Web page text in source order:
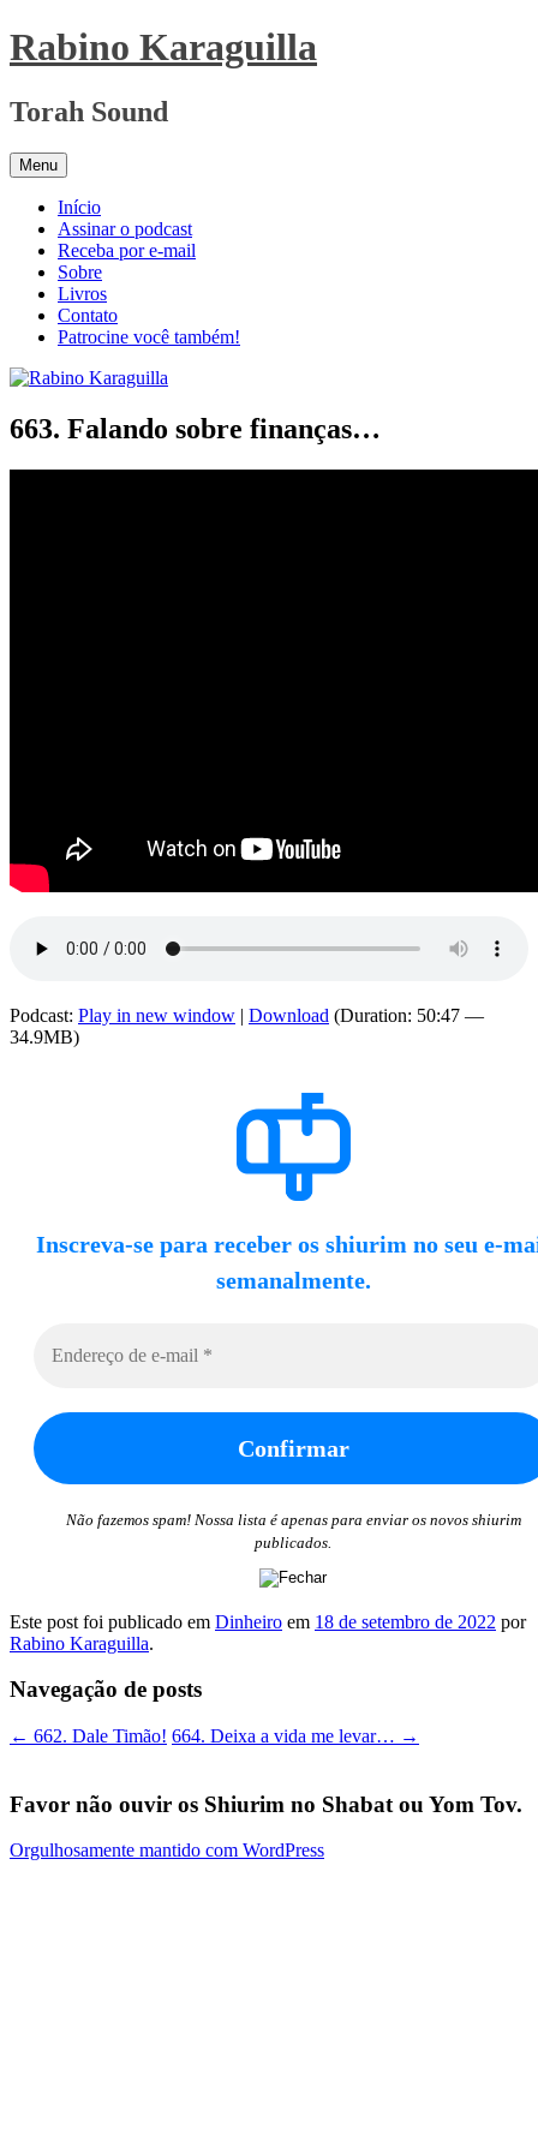
Pular
para
conteúdo
Rabino Karaguilla
Torah Sound
Menu
Início
Assinar o podcast
Receba por e-mail
Sobre
Livros
Contato
Patrocine você também!
663. Falando sobre finanças…
Podcast: Play in new window | Download (Duration: 50:47 —
34.9MB)
Inscreva-se para receber os shiurim no seu e-
semanalmente.
Não fazemos spam! Nossa lista é apenas para enviar os novos shiurim
publicados.
Este post foi publicado em Dinheiro em 18 de setembro de 2022 por
Rabino Karaguilla.
Navegação de posts
← 662. Dale Timão! 664. Deixa a vida me levar… →
Favor não ouvir os Shiurim no Shabat ou Yom Tov.
Orgulhosamente mantido com WordPress